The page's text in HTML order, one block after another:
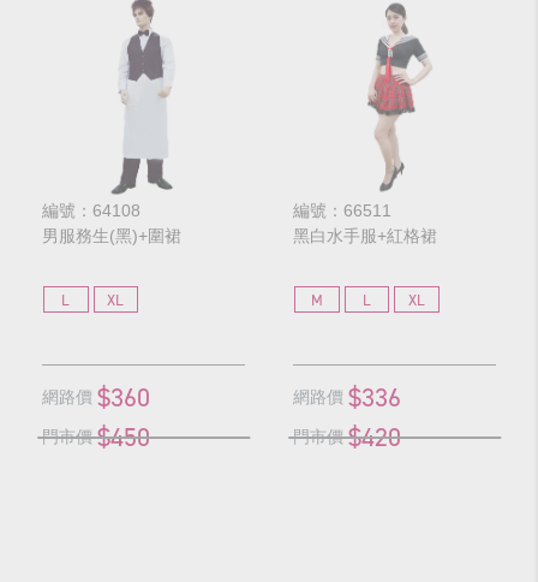
編號：64108
男服務生(黑)+圍裙
L XL
網路價 $360
門市價 $450
編號：66511
黑白水手服+紅格裙
M L XL
網路價 $336
門市價 $420